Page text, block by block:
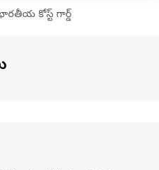
కోస్ట్‌ గార్డ్‌